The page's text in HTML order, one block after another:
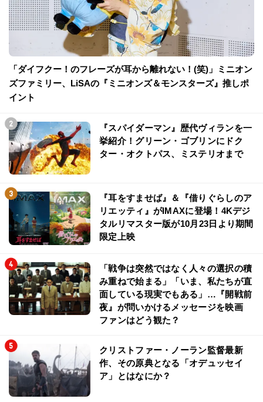
「ダイフクー！のフレーズが耳から離れない！(笑)」ミニオン
ズファミリー、LiSAの『ミニオンズ＆モンスターズ』推しポ
イント
『スパイダーマン』歴代ヴィランを一
挙紹介！グリーン・ゴブリンにドク
ター・オクトパス、ミステリオまで
『耳をすませば』＆『借りぐらしのア
リエッティ』がIMAXに登場！4Kデジ
タルリマスター版が10月23日より期間
限定上映
「戦争は突然ではなく人々の選択の積
み重ねで始まる」「いま、私たちが直
面している現実でもある」…『開戦前
夜』が問いかけるメッセージを映画
ファンはどう観た？
クリストファー・ノーラン監督最新
作、その原典となる「オデュッセイ
ア」とはなにか？